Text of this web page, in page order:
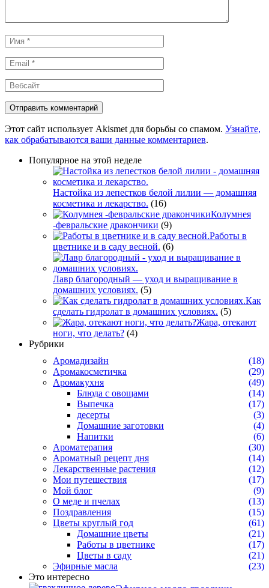
Имя
*
Email
*
Вебсайт
Этот сайт использует Akismet для борьбы со спамом. Узнайте,
как обрабатываются ваши данные комментариев.
Популярное на этой неделе
Настойка из лепестков белой лилии — домашняя
косметика и лекарство. (16)
Колумнея
-февральские дракончики (9)
Работы в
цветнике и в саду весной. (6)
Лавр благородный — уход и выращивание в
домашних условиях. (5)
Как
сделать гидролат в домашних условиях. (5)
Жара, отекают
ноги, что делать? (4)
Рубрики
Аромадизайн
(18)
Аромакосметичка
(29)
Аромакухня
(49)
Блюда с овощами
(14)
Выпечка
(17)
десерты
(3)
Домашние заготовки
(4)
Напитки
(6)
Ароматерапия
(30)
Ароматный рецепт дня
(14)
Лекарственные растения
(12)
Мои путешествия
(17)
Мой блог
(9)
О меде и пчелах
(13)
Поздравления
(15)
Цветы круглый год
(61)
Домашние цветы
(21)
Работы в цветнике
(17)
Цветы в саду
(21)
Эфирные масла
(23)
Это интересно